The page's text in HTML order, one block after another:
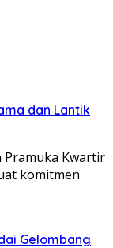
dan Lantik
Pramuka Kwartir
komitmen
Gelombang